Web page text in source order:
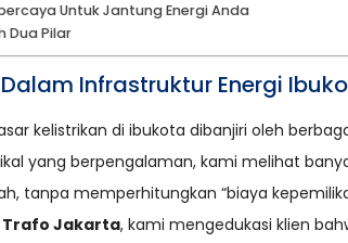
Untuk Jantung Energi Anda
Dua Pilar
Infrastruktur Energi
kelistrikan di ibukota dibanjiri oleh
yang berpengalaman, kami melihat
tanpa memperhitungkan “biaya
Trafo Jakarta, kami mengedukasi klien